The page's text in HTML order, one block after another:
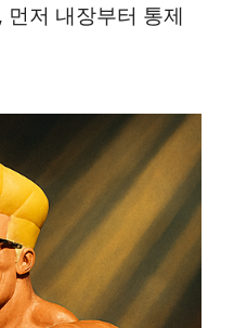
저 내장부터 통제